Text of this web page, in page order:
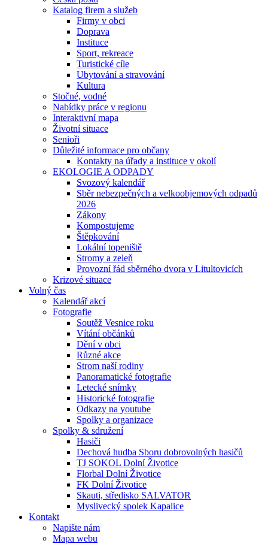
Katalog firem a služeb
Firmy v obci
Doprava
Instituce
Sport, rekreace
Turistické cíle
Ubytování a stravování
Kultura
Stočné, vodné
Nabídky práce v regionu
Interaktivní mapa
Životní situace
Senioři
Důležité informace pro občany
Kontakty na úřady a instituce v okolí
EKOLOGIE A ODPADY
Svozový kalendář
Sběr nebezpečných a velkoobjemových odpadů
2026
Zákony
Kompostujeme
Štěpkování
Lokální topeniště
Stromy a zeleň
Provozní řád sběrného dvora v Litultovicích
Krizové situace
Volný čas
Kalendář akcí
Fotografie
Soutěž Vesnice roku
Vítání občánků
Dění v obci
Různé akce
Strom naší rodiny
Panoramatické fotografie
Letecké snímky
Historické fotografie
Odkazy na youtube
Spolky a organizace
Spolky & sdružení
Hasiči
Dechová hudba Sboru dobrovolných hasičů
TJ SOKOL Dolní Životice
Florbal Dolní Životice
FK Dolní Životice
Skauti, středisko SALVATOR
Myslivecký spolek Kapalice
Kontakt
Napište nám
Mapa webu